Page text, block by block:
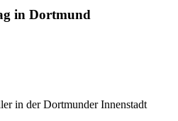
in Dortmund
in der Dortmunder Innenstadt